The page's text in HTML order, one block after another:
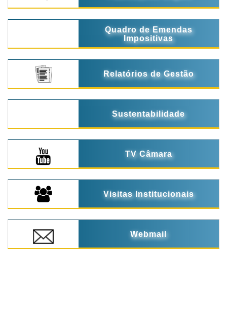
Quadro de Emendas
Impositivas
Relatórios de Gestão
Sustentabilidade
TV Câmara
Visitas Institucionais
Webmail